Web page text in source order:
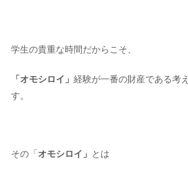
学生の貴重な時間だからこそ、
「オモシロイ」 経験が一番の財産である考
す。
その「 オモシロイ」 とは